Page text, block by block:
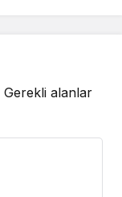
Gerekli alanlar